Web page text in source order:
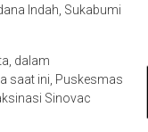
Indah, Sukabumi
dalam
saat ini, Puskesmas
Sinovac